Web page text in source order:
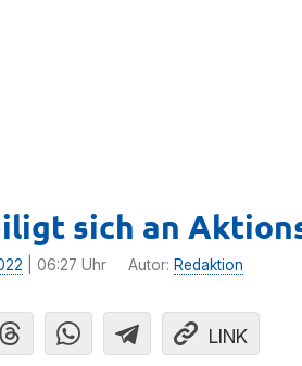
sich an
| 06:27 Uhr Autor: Redaktion
LINK